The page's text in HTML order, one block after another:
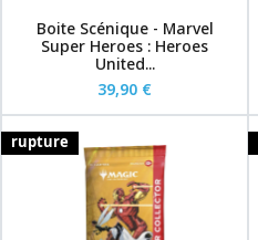
Boite Scénique - Marvel
Super Heroes : Heroes
United...
39,90 €
rupture